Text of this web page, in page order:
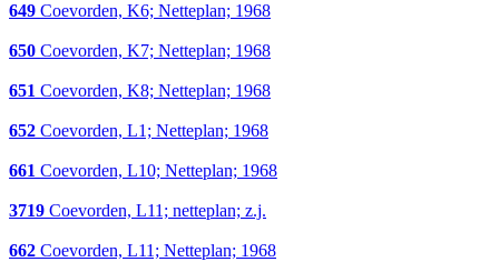
649 Coevorden, K6; Netteplan; 1968
650 Coevorden, K7; Netteplan; 1968
651 Coevorden, K8; Netteplan; 1968
652 Coevorden, L1; Netteplan; 1968
661 Coevorden, L10; Netteplan; 1968
3719 Coevorden, L11; netteplan; z.j.
662 Coevorden, L11; Netteplan; 1968